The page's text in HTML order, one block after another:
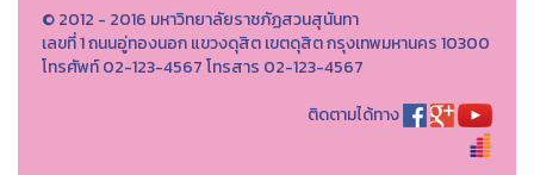
© 2012 - 2016 มหาวิทยาลัยราชภัฏสวนสุนันทา
เลขที่ 1 ถนนอู่ทองนอก แขวงดุสิต เขตดุสิต กรุงเทพมหานคร 10300
โทรศัพท์ 02-123-4567 โทรสาร 02-123-4567
ติดตามได้ทาง